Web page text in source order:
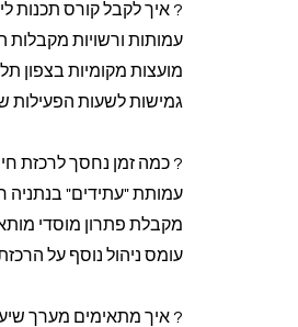
? איך לקבל קורס תכנות
עמותות ורשויות
גמישות לשעות הפעילות
? כמה זמן נחסך לרכזת
מקבלת פתרון מוסדי
עומס ניהול נוסף על
? איך מתאימים מערך